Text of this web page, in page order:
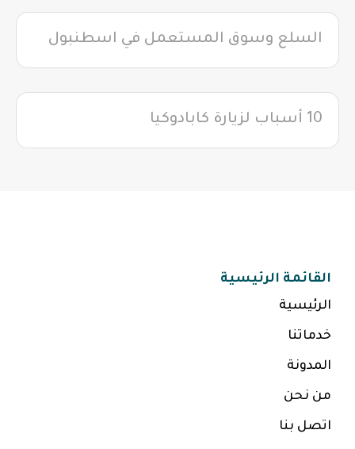
السلع وسوق المستعمل في اسطنبول
10 أسباب لزيارة كابادوكيا
القائمة الرئيسية
الرئيسية
خدماتنا
المدونة
من نحن
اتصل بنا